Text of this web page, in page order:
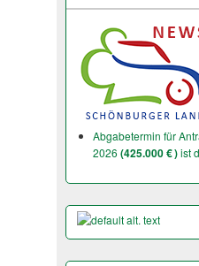
Abgabetermin für
2026 (425.000 € )ist